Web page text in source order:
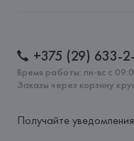
+375 (29) 633-
Время работы: пн-вс с
Заказы через корзину
Получайте